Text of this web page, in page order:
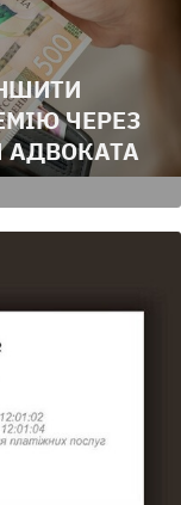
ЧЕРЕЗ
АДВОКАТА